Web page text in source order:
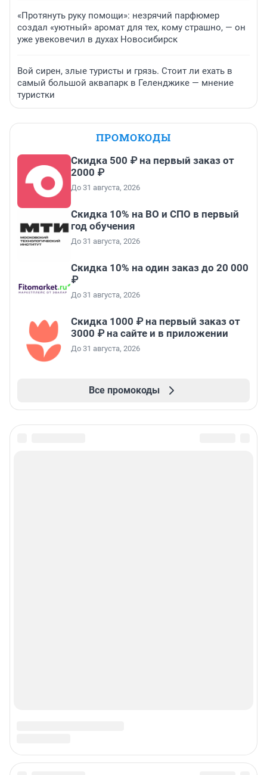
«Протянуть руку помощи»: незрячий парфюмер
создал «уютный» аромат для тех, кому страшно, — он
уже увековечил в духах Новосибирск
Вой сирен, злые туристы и грязь. Стоит ли ехать в
самый большой аквапарк в Геленджике — мнение
туристки
ПРОМОКОДЫ
Скидка 500 ₽ на первый заказ от
2000 ₽
До 31 августа, 2026
Скидка 10% на ВО и СПО в первый
год обучения
До 31 августа, 2026
Скидка 10% на один заказ до 20 000
₽
До 31 августа, 2026
Скидка 1000 ₽ на первый заказ от
3000 ₽ на сайте и в приложении
До 31 августа, 2026
Все промокоды